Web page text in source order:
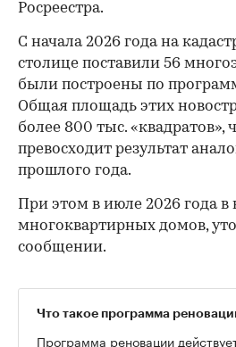
Росреестра.
С начала 2026 года на
столице поставили 56
были построены по
Общая площадь этих
более 800 тыс. «квадратов»,
превосходит результат
прошлого года.
При этом в июле 2026 года в
многоквартирных домов,
сообщении.
Что такое программа
Программа реновации